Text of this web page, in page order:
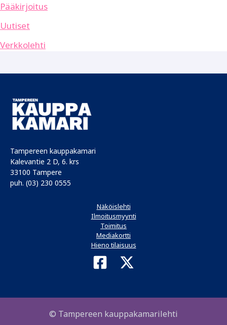
Pääkirjoitus
Uutiset
Verkkolehti
Tampereen kauppakamari
Kalevantie 2 D, 6. krs
33100 Tampere
puh. (03) 230 0555
Näköislehti
Ilmoitusmyynti
Toimitus
Mediakortti
Hieno tilaisuus
© Tampereen kauppakamarilehti